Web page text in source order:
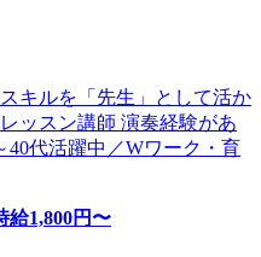
キルを「先生」として活か
ッスン講師 演奏経験があ
40代活躍中／Wワーク・育
給1,800円〜